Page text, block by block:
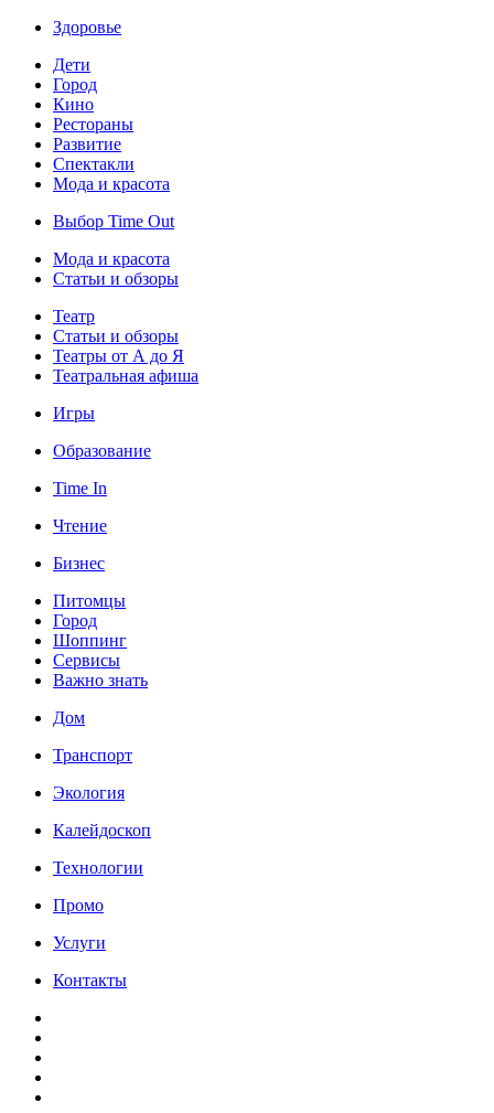
Здоровье
Дети
Город
Кино
Рестораны
Развитие
Спектакли
Мода и красота
Выбор Time Out
Мода и красота
Статьи и обзоры
Театр
Статьи и обзоры
Театры от А до Я
Театральная афиша
Игры
Образование
Time In
Чтение
Бизнес
Питомцы
Город
Шоппинг
Сервисы
Важно знать
Дом
Транспорт
Экология
Калейдоскоп
Технологии
Промо
Услуги
Контакты